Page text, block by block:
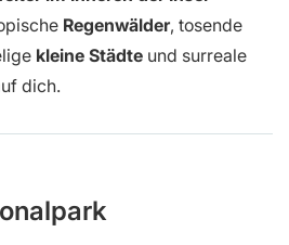
Regenwälder, tosende
kleine Städte und surreale
dich.